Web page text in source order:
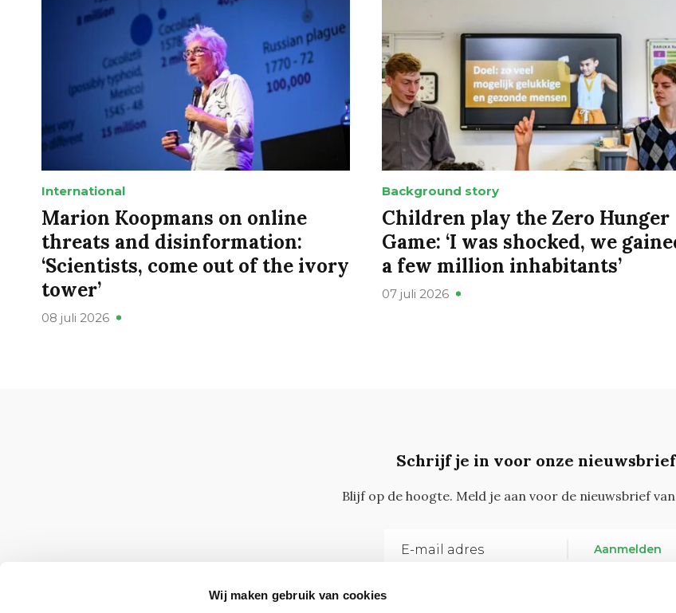
Wij maken gebruik van cookies
International
Marion Koopmans on online
threats and disinformation:
‘Scientists, come out of the ivory
tower’
08 juli 2026
Background story
Children play the Zero Hunger
Game: ‘I was shocked, we
a few million inhabitants’
07 juli 2026
Schrijf je in voor onze nieuwsbrief
Blijf op de hoogte. Meld je aan voor de nieuwsbrief
Aanmelden